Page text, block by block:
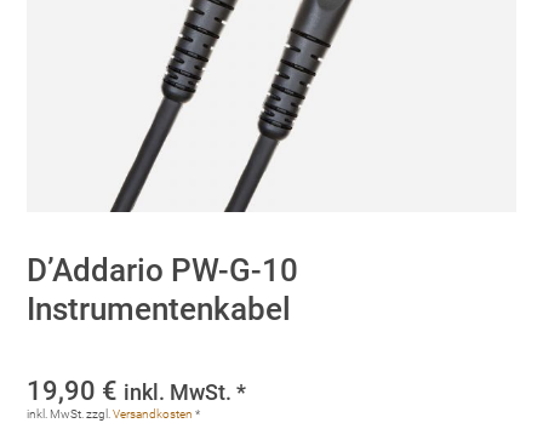
D’Addario PW-G-10
Instrumentenkabel
19,90 € inkl. MwSt. *
inkl. MwSt. zzgl.Versandkosten *